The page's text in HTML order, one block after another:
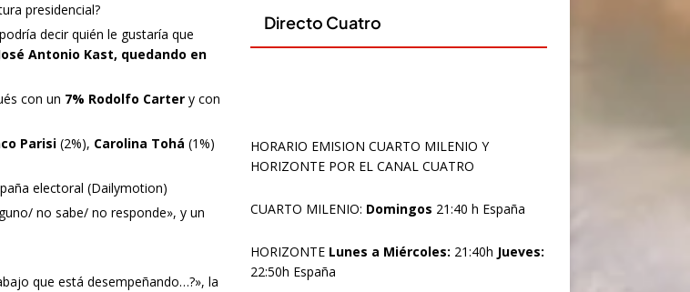
presidencial?​
decir quién le gustaría que
Antonio Kast, quedando en
con un 7% Rodolfo Carter y con
Parisi (2%), Carolina Tohá (1%)
electoral (Dailymotion)
no sabe/ no responde», y un
que está desempeñando…?», la
HORARIO EMISION CUARTO MILENIO Y
HORIZONTE POR EL CANAL CUATRO
CUARTO MILENIO: Domingos 21:40 h España
HORIZONTE Lunes a Miércoles: 21:40h Jueves:
22:50h España